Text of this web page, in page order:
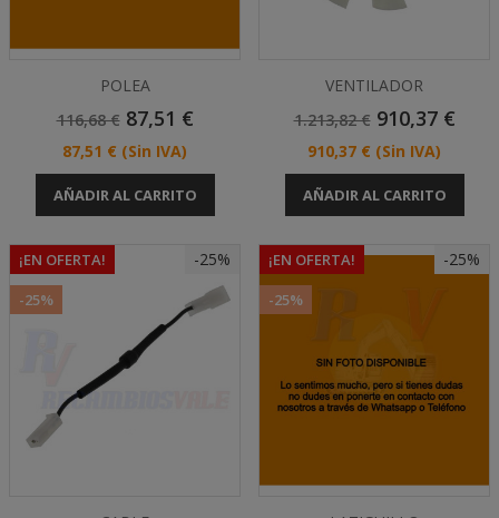
POLEA
Precio
116,68 € Precio
87,51 €
Precio
87,51 € (Sin IVA)
AÑADIR AL CARRITO
VENTILADOR
Precio
1.213,82 € Precio
910,37 €
Precio
910,37 € (Sin IVA)
AÑADIR AL CARRITO
-25%
¡EN OFERTA!
-25%
-25%
¡EN OFERTA!
-25%